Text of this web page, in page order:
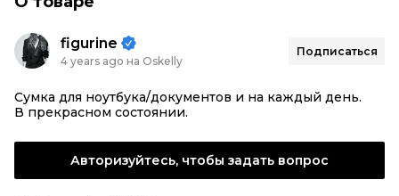
figurine
4 years ago на Oskelly
Подписаться
Сумка для ноутбука/документов и на каждый день.
В прекрасном состоянии.
Авторизуйтесь, чтобы задать вопрос